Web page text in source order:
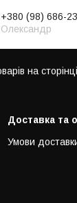
+380 (98) 686-
Олександр
Доставка та
Умови